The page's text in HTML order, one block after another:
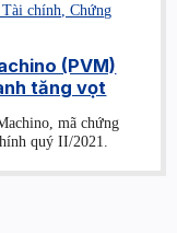
chính, Chứng
(PVM)
tăng vọt
mã chứng
quý II/2021.